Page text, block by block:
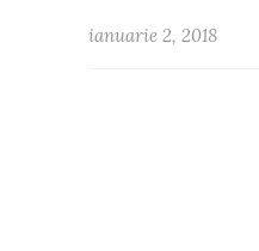
ianuarie 2, 2018